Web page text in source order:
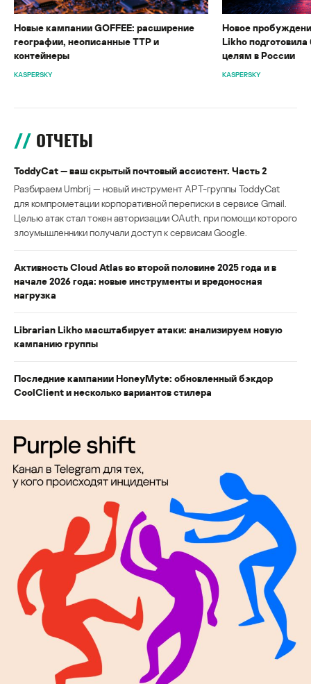
Новые кампании GOFFEE: расширение
географии, неописанные TTP и
контейнеры
KASPERSKY
Новое
Likho
целям в России
KASPERSKY
ОТЧЕТЫ
ToddyCat — ваш скрытый почтовый ассистент. Часть 2
Разбираем Umbrij — новый инструмент APT-группы ToddyCat
для компрометации корпоративной переписки в сервисе Gmail.
Целью атак стал токен авторизации OAuth, при помощи которого
злоумышленники получали доступ к сервисам Google.
Активность Cloud Atlas во второй половине 2025 года и в
начале 2026 года: новые инструменты и вредоносная
нагрузка
Librarian Likho масштабирует атаки: анализируем новую
кампанию группы
Последние кампании HoneyMyte: обновленный бэкдор
CoolClient и несколько вариантов стилера